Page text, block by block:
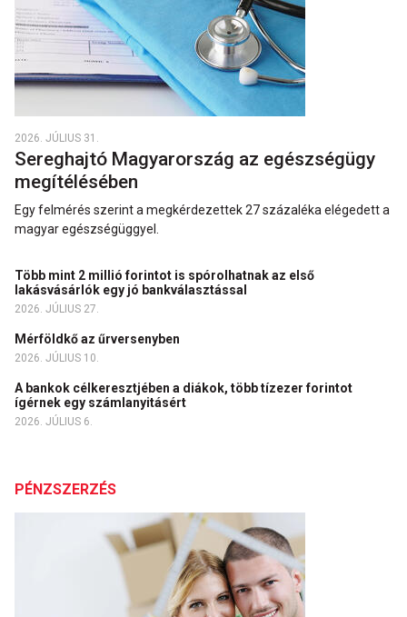
2026. JÚLIUS 31.
Sereghajtó Magyarország az egészségügy
megítélésében
Egy felmérés szerint a megkérdezettek 27 százaléka elégedett a
magyar egészségüggyel.
Több mint 2 millió forintot is spórolhatnak az első
lakásvásárlók egy jó bankválasztással
2026. JÚLIUS 27.
Mérföldkő az űrversenyben
2026. JÚLIUS 10.
A bankok célkeresztjében a diákok, több tízezer forintot
ígérnek egy számlanyitásért
2026. JÚLIUS 6.
PÉNZSZERZÉS